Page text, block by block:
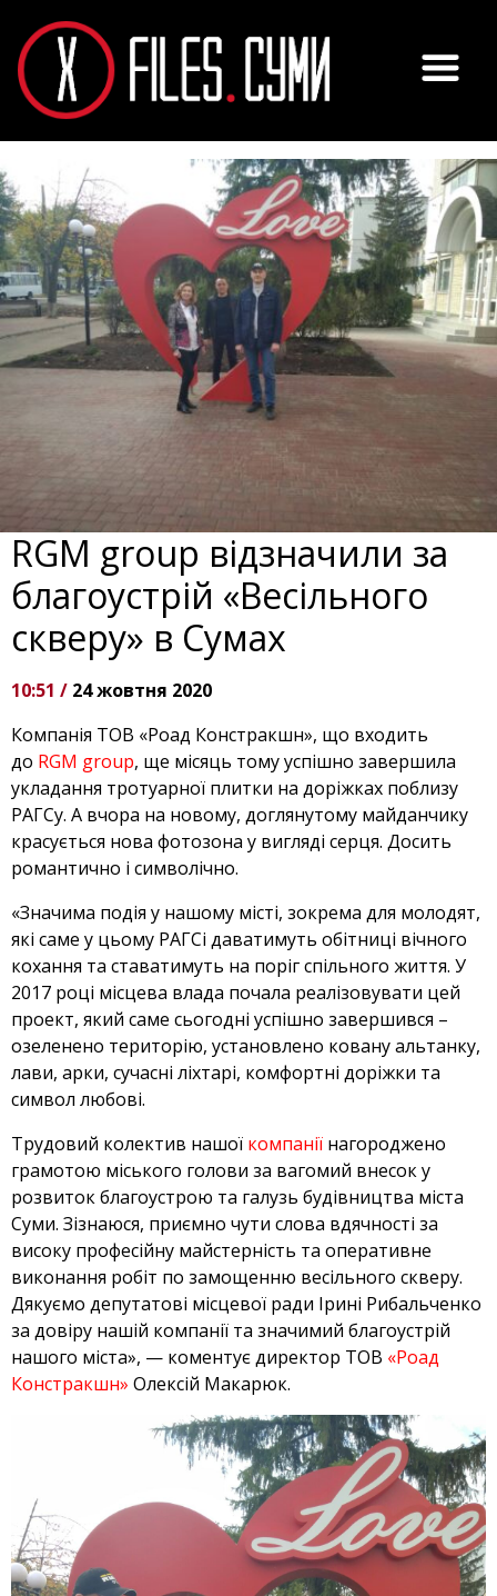
RGM group відзначили за
благоустрій «Весільного
скверу» в Сумах
10:51 / 24 жовтня 2020
Компанія ТОВ «Роад Констракшн», що входить
до RGM group, ще місяць тому успішно завершила
укладання тротуарної плитки на доріжках поблизу
РАГСу. А вчора на новому, доглянутому майданчику
красується нова фотозона у вигляді серця. Досить
романтично і символічно.
«Значима подія у нашому місті, зокрема для молодят,
які саме у цьому РАГСі даватимуть обітниці вічного
кохання та ставатимуть на поріг спільного життя. У
2017 році місцева влада почала реалізовувати цей
проект, який саме сьогодні успішно завершився –
озеленено територію, установлено ковану альтанку,
лави, арки, сучасні ліхтарі, комфортні доріжки та
символ любові.
Трудовий колектив нашої компанії нагороджено
грамотою міського голови за вагомий внесок у
розвиток благоустрою та галузь будівництва міста
Суми. Зізнаюся, приємно чути слова вдячності за
високу професійну майстерність та оперативне
виконання робіт по замощенню весільного скверу.
Дякуємо депутатові місцевої ради Ірині Рибальченко
за довіру нашій компанії та значимий благоустрій
нашого міста», — коментує директор ТОВ «Роад
Констракшн» Олексій Макарюк.